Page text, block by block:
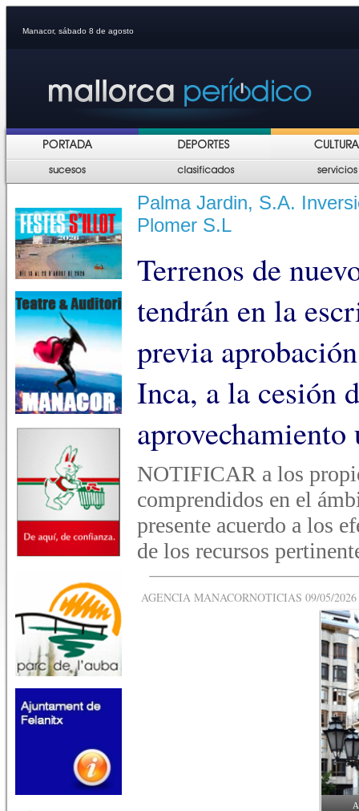
Manacor, sábado 8 de agosto
Palma Jardin, S.A.
Plomer S.L
Terrenos de
tendrán en la
previa
Inca, a la cesión
NOTIFICAR a los
comprendidos en el
presente acuerdo a los
de los recursos
AGENCIA MANACORNOTICIAS 09/05/